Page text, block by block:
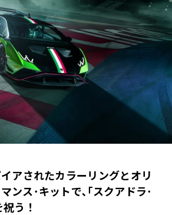
アされたカラーリングとオリ
ンス･キットで､｢スクアドラ･
う！